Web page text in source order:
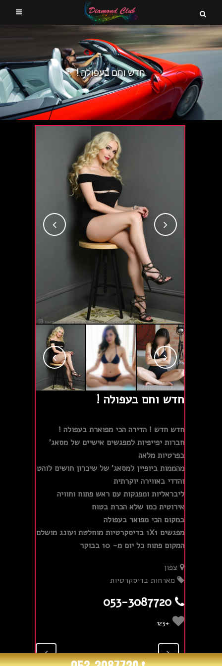
חדש וחם בעפולה !
חדש וחם בעפולה !
חדש חדש ! הדירה הכי מפוארת בעפולה !
חברות יפייפיות למפגשים אישיים של מסאג'
בפרטיות מלאה
מהממות ביופיין למסאג' של שיכרון חושים לוהט
והדדי באווירה יוקרתית
ליבראליות ומפנקות עם ראש פתוח וחוויה
אירוטית כמו שלא הכרת בטוח
במקום הכי מפואר בעפולה
מפגשים 1X1 בדיסקרטיות מוחלטת ועונג מושלם
המקום פתוח כל יום מ- 10 בבוקר
צפון
מארחות בדיסקרטיות
+123